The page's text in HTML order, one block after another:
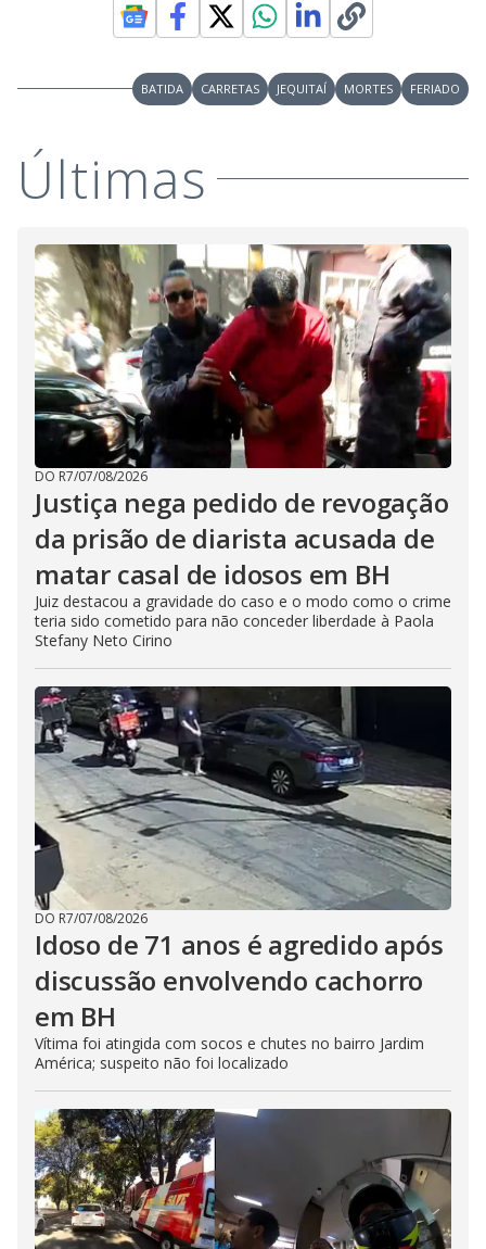
BATIDA CARRETAS JEQUITAÍ MORTES FERIADO
Últimas
DO R7/07/08/2026
Justiça nega pedido de revogação
da prisão de diarista acusada de
matar casal de idosos em BH
Juiz destacou a gravidade do caso e o modo como o crime
teria sido cometido para não conceder liberdade à Paola
Stefany Neto Cirino
DO R7/07/08/2026
Idoso de 71 anos é agredido após
discussão envolvendo cachorro
em BH
Vítima foi atingida com socos e chutes no bairro Jardim
América; suspeito não foi localizado